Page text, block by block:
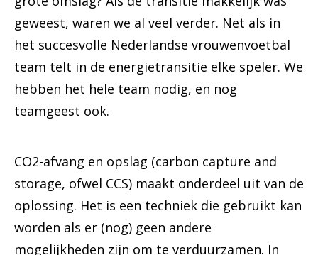
geweest, waren we al veel verder. Net als in
het succesvolle Nederlandse vrouwenvoetbal
team telt in de energietransitie elke speler. We
hebben het hele team nodig, en nog
teamgeest ook.
CO2-afvang en opslag (carbon capture and
storage, ofwel CCS) maakt onderdeel uit van de
oplossing. Het is een techniek die gebruikt kan
worden als er (nog) geen andere
mogelijkheden zijn om te verduurzamen. In